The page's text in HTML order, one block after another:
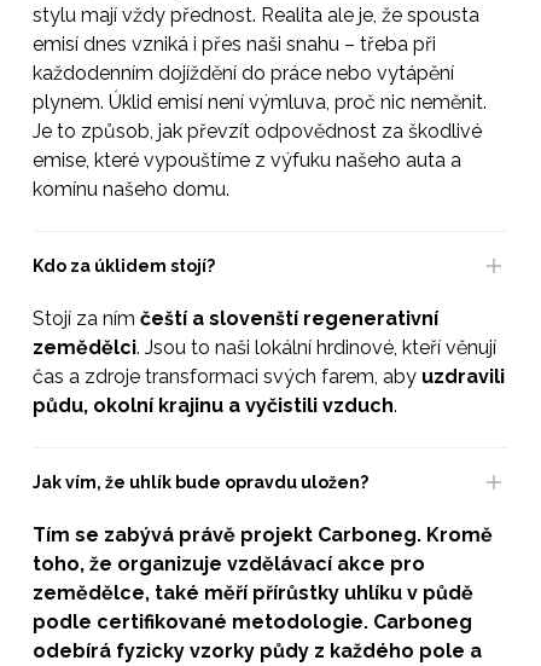
stylu mají vždy přednost. Realita ale je, že spousta
emisí dnes vzniká i přes naši snahu – třeba při
každodenním dojíždění do práce nebo vytápění
plynem. Úklid emisí není výmluva, proč nic neměnit.
Je to způsob, jak převzít odpovědnost za škodlivé
emise, které vypouštíme z výfuku našeho auta a
komínu našeho domu.
Kdo za úklidem stojí?
Stojí za ním čeští a slovenští regenerativní
zemědělci. Jsou to naši lokální hrdinové, kteří věnují
čas a zdroje transformaci svých farem, aby uzdravili
půdu, okolní krajinu a vyčistili vzduch.
Jak vím, že uhlík bude opravdu uložen?
Tím se zabývá právě projekt Carboneg. Kromě
toho, že organizuje vzdělávací akce pro
zemědělce, také měří přírůstky uhlíku v půdě
podle certifikované metodologie. Carboneg
odebírá fyzicky vzorky půdy z každého pole a